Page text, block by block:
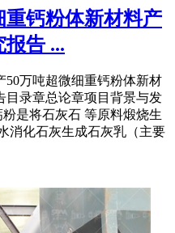
重钙粉体新材料产
告 ...
万吨超微细重钙粉体新材
目录章总论章项目背景与发
是将石灰石 等原料煅烧生
消化石灰生成石灰乳（主要